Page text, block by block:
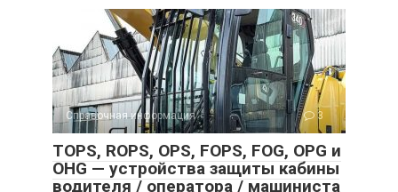
Справочная информация 3
TOPS, ROPS, OPS, FOPS, FOG, OPG и
OHG — устройства защиты кабины
водителя / оператора / машиниста